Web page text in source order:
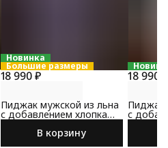
Новинка
Большие размеры
18 990 ₽
Пиджак мужской из льна
с добавлением хлопка
сине-коричневого цвета
В корзину
18 990 ₽
Пиджак
с